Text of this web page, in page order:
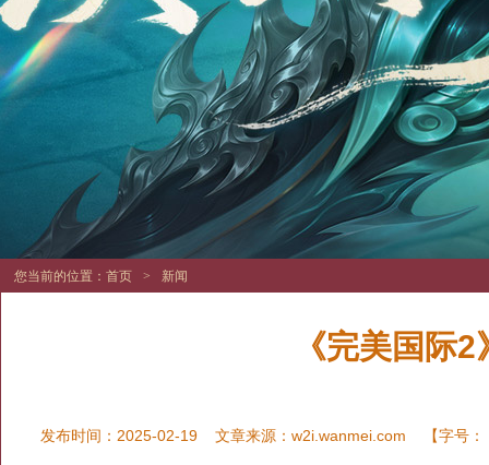
您当前的位置： 首页 > 新闻
《完美国际
发布时间：2025-02-19 文章来源： w2i.wanmei.com 【字号：